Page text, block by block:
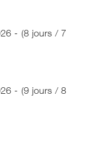
- (8 jours / 7
- (9 jours / 8